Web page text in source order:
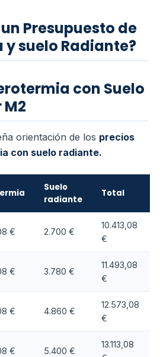
Presupuesto de
suelo Radiante?
con Suelo
orientación de los precios
con suelo radiante.
Suelo
radiante
Total
€ 2.700 €
10.413,08
€
€ 3.780 €
11.493,08
€
€ 4.860 €
12.573,08
€
€ 5.400 €
13.113,08